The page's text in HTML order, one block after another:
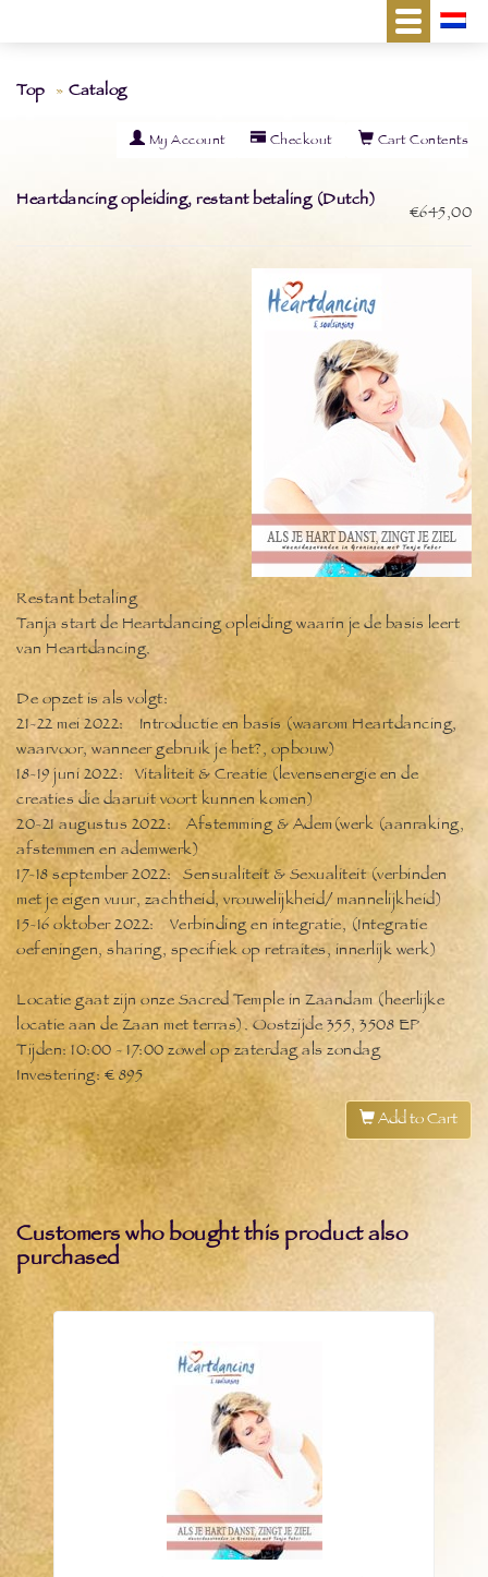
Top Catalog
Cart Contents
Checkout
My Account
€645,00
Heartdancing opleiding, restant betaling (Dutch)
Restant betaling
Tanja start de Heartdancing opleiding waarin je de basis leert
van Heartdancing.
De opzet is als volgt:
21-22 mei 2022: Introductie en basis (waarom Heartdancing,
waarvoor, wanneer gebruik je het?, opbouw)
18-19 juni 2022: Vitaliteit & Creatie (levensenergie en de
creaties diedaaruit voort kunnen komen)
20-21 augustus 2022: Afstemming & Adem(werk (aanraking,
afstemmen en ademwerk)
17-18 september 2022: Sensualiteit & Sexualiteit (verbinden
met je eigen vuur, zachtheid, vrouwelijkheid/ mannelijkheid)
15-16 oktober 2022: Verbinding en integratie, (Integratie
oefeningen, sharing, specifiek op retraites, innerlijk werk)
Locatie gaat zijn onze Sacred Temple in Zaandam (heerlijke
locatie aan de Zaan met terras). Oostzijde 355, 3508 EP
Tijden: 10:00 - 17:00 zowel op zaterdag als zondag
Investering: € 895
Add to Cart
Customers who bought this product also
purchased